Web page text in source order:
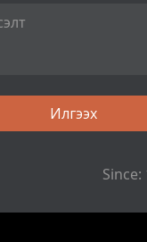
Since: